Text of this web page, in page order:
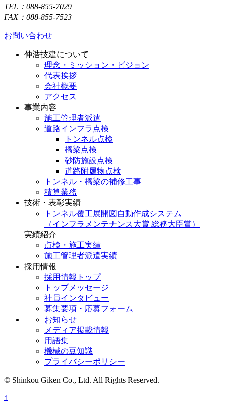
TEL：088-855-7029
FAX：088-855-7523
お問い合わせ
伸浩技建について
理念・ミッション・ビジョン
代表挨拶
会社概要
アクセス
事業内容
施工管理者派遣
道路インフラ点検
トンネル点検
橋梁点検
砂防施設点検
道路附属物点検
トンネル・橋梁の補修工事
積算業務
技術・表彰実績
トンネル覆工展開図自動作成システム
（インフラメンテナンス大賞 総務大臣賞）
実績紹介
点検・施工実績
施工管理者派遣実績
採用情報
採用情報トップ
トップメッセージ
社員インタビュー
募集要項・応募フォーム
お知らせ
メディア掲載情報
用語集
機械の豆知識
プライバシーポリシー
© Shinkou Giken Co., Ltd. All Rights Reserved.
↑